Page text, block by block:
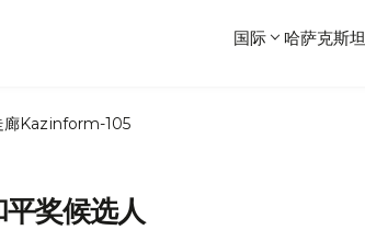
国际 哈萨克斯坦
廊Kazinform-105
奖候选人